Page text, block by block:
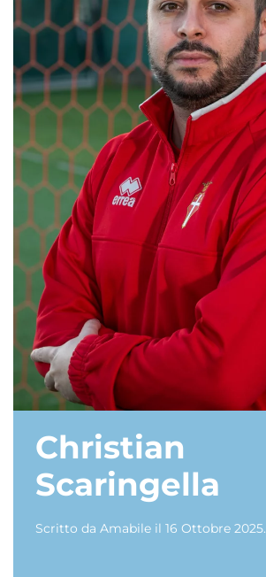
Christian
Scaringella
Scritto da Amabile il 16 Ottobre 2025.